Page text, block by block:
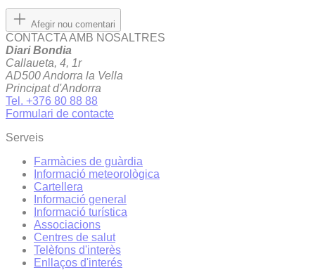
Afegir nou comentari
CONTACTA AMB NOSALTRES
Diari Bondia
Callaueta, 4, 1r
AD500 Andorra la Vella
Principat d'Andorra
Tel. +376 80 88 88
Formulari de contacte
Serveis
Farmàcies de guàrdia
Informació meteorològica
Cartellera
Informació general
Informació turística
Associacions
Centres de salut
Telèfons d'interès
Enllaços d'interés